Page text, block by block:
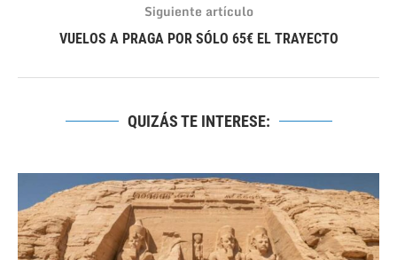
Siguiente artículo
VUELOS A PRAGA POR SÓLO 65€ EL TRAYECTO
QUIZÁS TE INTERESE: